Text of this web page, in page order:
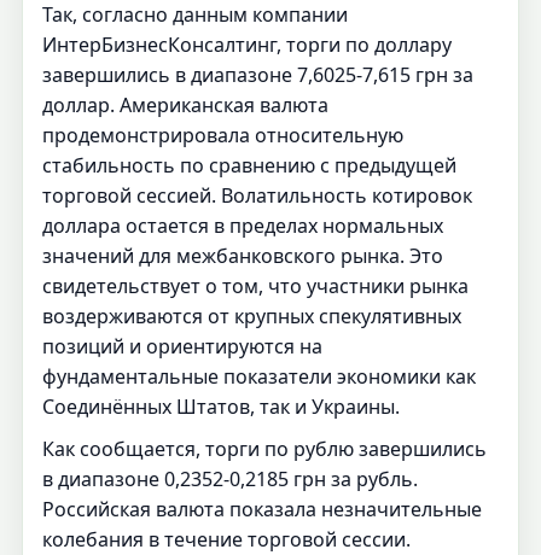
Так, согласно данным компании
ИнтерБизнесКонсалтинг, торги по доллару
завершились в диапазоне 7,6025-7,615 грн за
доллар. Американская валюта
продемонстрировала относительную
стабильность по сравнению с предыдущей
торговой сессией. Волатильность котировок
доллара остается в пределах нормальных
значений для межбанковского рынка. Это
свидетельствует о том, что участники рынка
воздерживаются от крупных спекулятивных
позиций и ориентируются на
фундаментальные показатели экономики как
Соединённых Штатов, так и Украины.
Как сообщается, торги по рублю завершились
в диапазоне 0,2352-0,2185 грн за рубль.
Российская валюта показала незначительные
колебания в течение торговой сессии.